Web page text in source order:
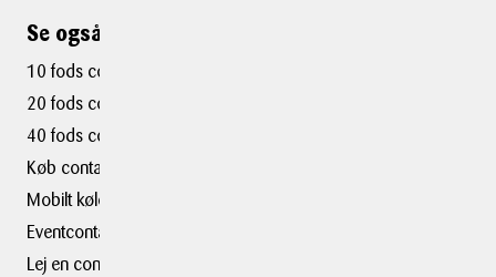
Se også ...
10 fods container
20 fods container
40 fods container
Køb container
Mobilt kølerum
Eventcontainer
Lej en container i